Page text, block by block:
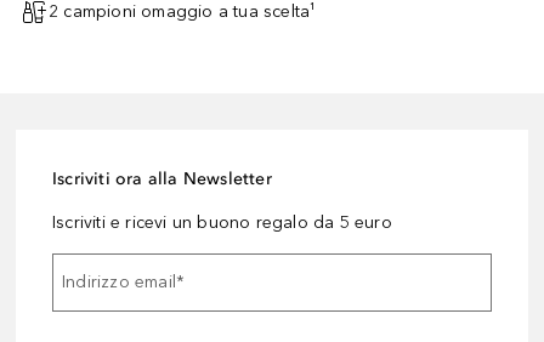
2 campioni omaggio a tua scelta¹
Iscriviti ora alla Newsletter
Iscriviti e ricevi un buono regalo da 5 euro
Indirizzo email*